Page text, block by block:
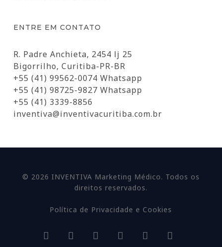
ENTRE EM CONTATO
R. Padre Anchieta, 2454 lj 25
Bigorrilho, Curitiba-PR-BR
+55 (41) 99562-0074 Whatsapp
+55 (41) 98725-9827 Whatsapp
+55 (41) 3339-8856
inventiva@inventivacuritiba.com.br
© 2026 INVENTIVA Marketing Médico. Todos os
direitos reservados.
Política de Privacidade e Cookies
facebooklinkedinyoutubegoogle-instagramwhatsapp